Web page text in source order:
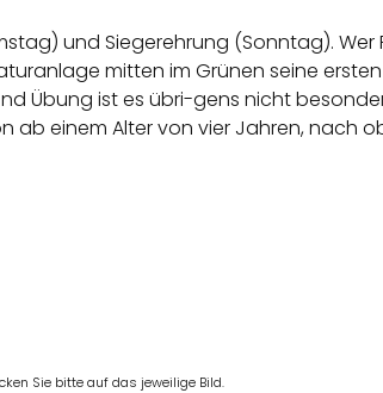
und Siegerehrung (Sonntag).
mitten im Grünen seine
Übung ist es übri-gens nicht
ab einem Alter von vier Jahren, nach
Sie bitte auf das jeweilige Bild.